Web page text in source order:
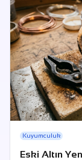
Kuyumculuk
Eski Altın